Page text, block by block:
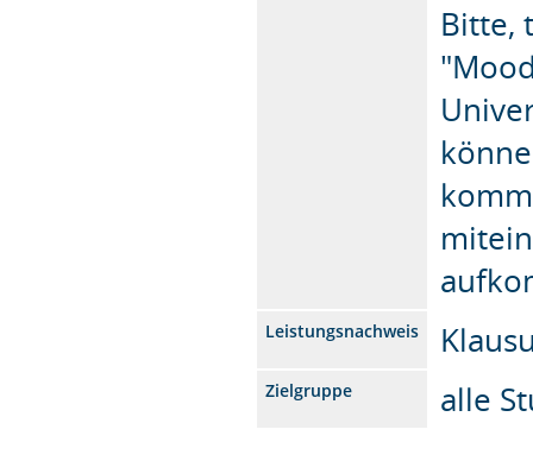
Bitte,
Leistungsnachweis
Zielgruppe alle